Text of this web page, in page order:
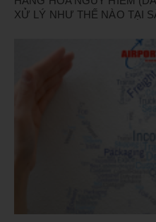
XỬ LÝ NHƯ THẾ NÀO TẠI